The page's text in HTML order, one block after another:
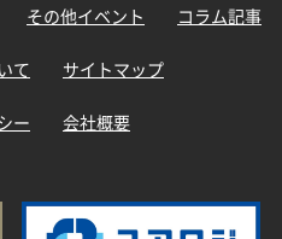
その他イベント コラム記事
て サイトマップ
ー 会社概要